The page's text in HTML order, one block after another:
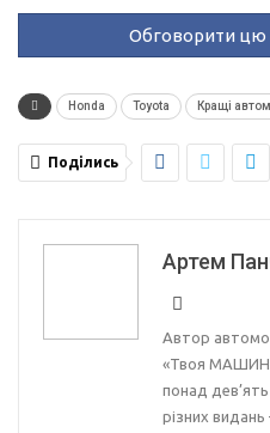
Обговорити цю
Honda Toyota Кращі
Поділись
Артем
Автор
«Твоя
понад
різних видань